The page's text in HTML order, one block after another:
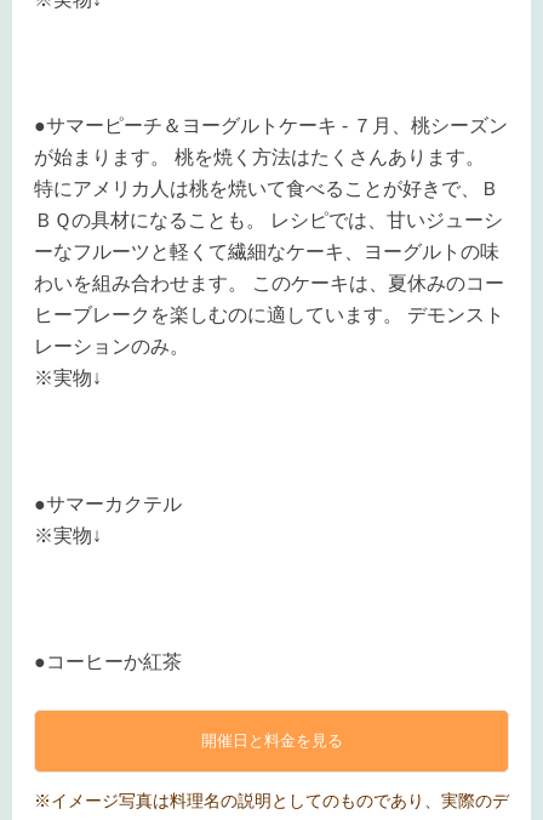
●サマーピーチ＆ヨーグルトケーキ - ７月、桃シーズン
が始まります。 桃を焼く方法はたくさんあります。
特にアメリカ人は桃を焼いて食べることが好きで、Ｂ
ＢＱの具材になることも。 レシピでは、甘いジューシ
ーなフルーツと軽くて繊細なケーキ、ヨーグルトの味
わいを組み合わせます。 このケーキは、夏休みのコー
ヒーブレークを楽しむのに適しています。 デモンスト
レーションのみ。
※実物↓
●サマーカクテル
※実物↓
●コーヒーか紅茶
開催日と料金を見る
※イメージ写真は料理名の説明としてのものであり、実際のデ